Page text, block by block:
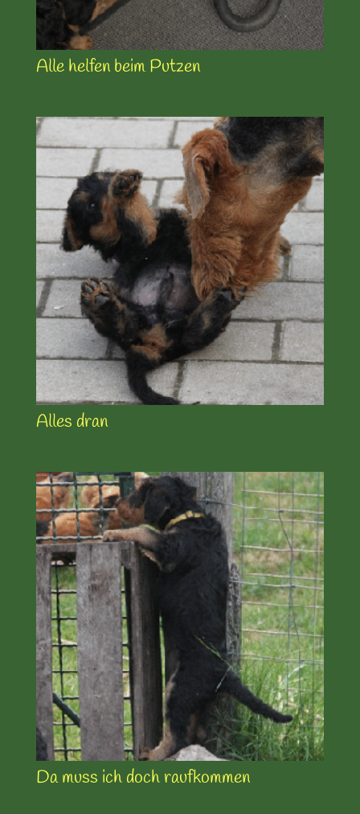
Alle helfen beim Putzen
Alles dran
Da muss ich doch raufkommen